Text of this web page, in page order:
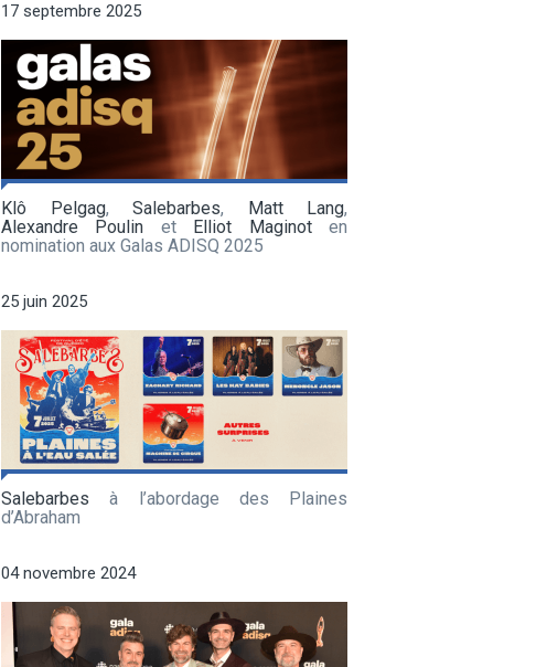
17 septembre 2025
Klô Pelgag, Salebarbes, Matt Lang,
Alexandre Poulin et Elliot Maginoten
nomination aux Galas ADISQ 2025
25 juin 2025
Salebarbes à l’abordage des Plaines
d’Abraham
04 novembre 2024